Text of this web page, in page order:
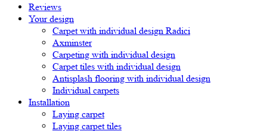
Reviews
Your design
Carpet with individual design Radici
Axminster
Carpeting with individual design
Carpet tiles with individual design
Antisplash flooring with individual design
Individual carpets
Installation
Laying carpet
Laying carpet tiles